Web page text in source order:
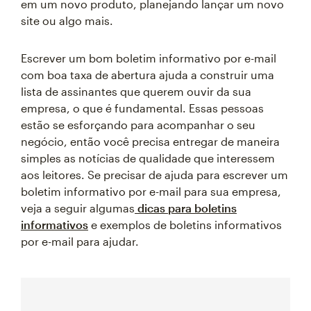
em um novo produto, planejando lançar um novo
site ou algo mais.
Escrever um bom boletim informativo por e-mail
com boa taxa de abertura ajuda a construir uma
lista de assinantes que querem ouvir da sua
empresa, o que é fundamental. Essas pessoas
estão se esforçando para acompanhar o seu
negócio, então você precisa entregar de maneira
simples as notícias de qualidade que interessem
aos leitores. Se precisar de ajuda para escrever um
boletim informativo por e-mail para sua empresa,
veja a seguir algumas dicas para boletins
informativos e exemplos de boletins informativos
por e-mail para ajudar.